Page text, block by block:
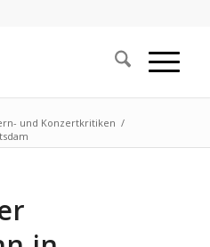
und Konzertkritiken /